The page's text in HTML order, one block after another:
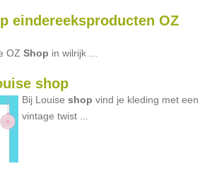
eindereeksproducten OZ
OZShop in wilrijk ...
shop
Bij Louiseshop vind je kleding met een
vintage twist ...